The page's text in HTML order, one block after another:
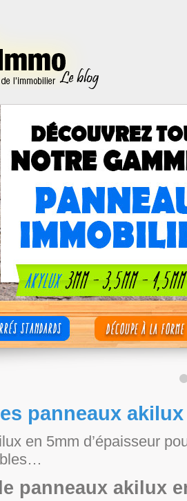
panneaux
en 5mm d’épaisseur
panneaux akilux